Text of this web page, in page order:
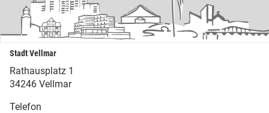
Stadt Vellmar
Rathausplatz 1
34246 Vellmar
Telefon